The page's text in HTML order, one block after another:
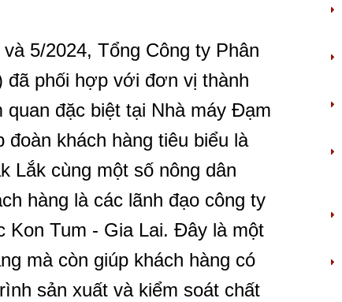
5/2024, Tổng Công ty Phân
đã phối hợp với đơn vị thành
đặc biệt tại Nhà máy Đạm
khách hàng tiêu biểu là
Lắk cùng một số nông dân
hàng là các lãnh đạo công ty
Tum - Gia Lai. Đây là một
mà còn giúp khách hàng có
sản xuất và kiểm soát chất